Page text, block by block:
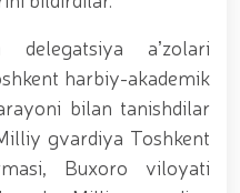
muloqot o‘tkazdi. //
tezkor tadbirlar
xotin qizlar kuni”
tizimida faoliyat
tantanali bayram
shaffoflik va
bo‘yicha o‘quv
delegatsiya aʼzolari
harbiy-akademik
bilan tanishdilar
gvardiya Toshkent
Buxoro viloyati